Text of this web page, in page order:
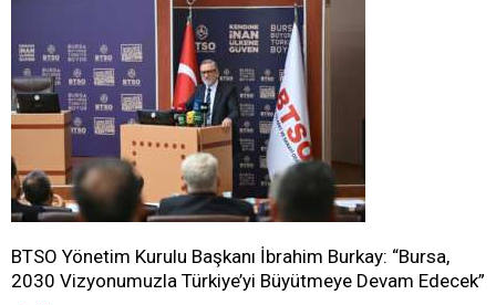
BTSO Yönetim Kurulu Başkanı İbrahim Burkay: “Bursa,
2030 Vizyonumuzla Türkiye’yi Büyütmeye Devam Edecek”